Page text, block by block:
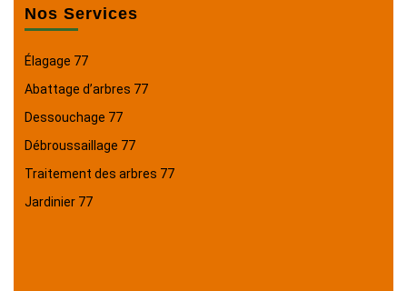
Nos Services
Élagage 77
Abattage d’arbres 77
Dessouchage 77
Débroussaillage 77
Traitement des arbres 77
Jardinier 77